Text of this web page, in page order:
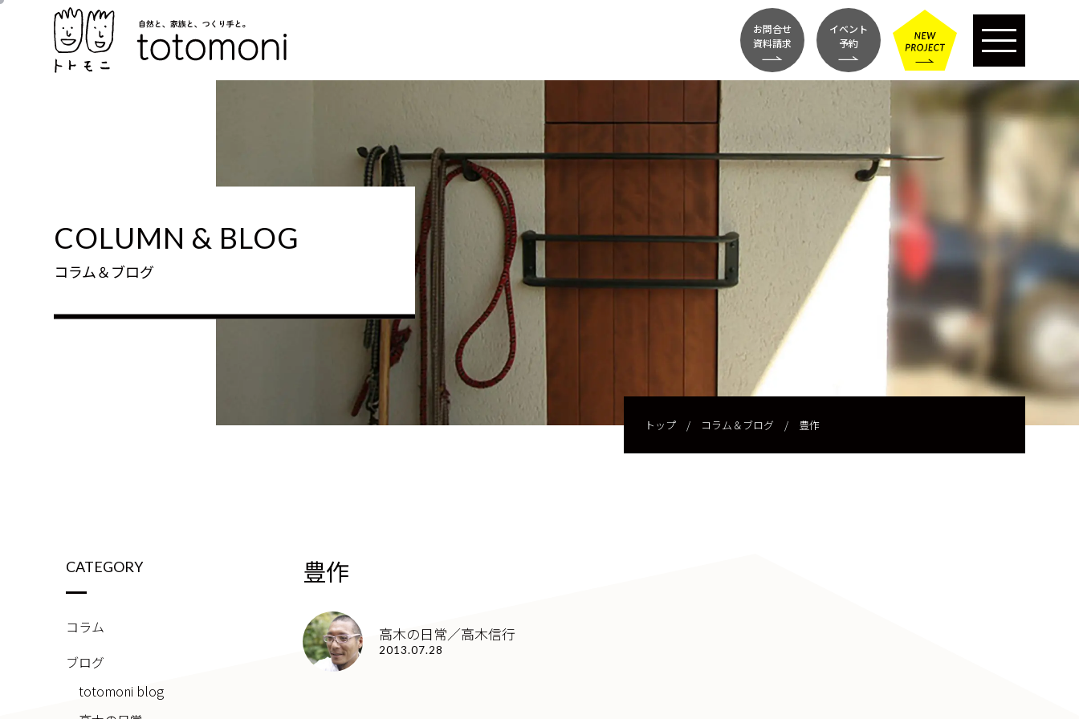
お問合せ
資料請求
イベント
予約
COLUMN & BLOG
コラム＆ブログ
トップ/ コラム＆ブログ / 豊作
豊作
高木の日常／高木信行
2013.07.28
CATEGORY
コラム
ブログ
totomoni blog